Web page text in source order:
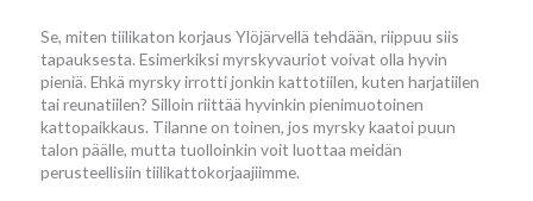
Se, miten tiilikaton korjaus Ylöjärvellä tehdään, riippuu siis
tapauksesta. Esimerkiksi myrskyvauriot voivat olla hyvin
pieniä. Ehkä myrsky irrotti jonkin kattotiilen, kuten harjatiilen
tai reunatiilen? Silloin riittää hyvinkin pienimuotoinen
kattopaikkaus. Tilanne on toinen, jos myrsky kaatoi puun
talon päälle, mutta tuolloinkin voit luottaa meidän
perusteellisiin tiilikattokorjaajiimme.